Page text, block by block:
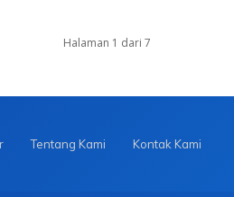
Halaman 1 dari 7
Tentang Kami Kontak Kami